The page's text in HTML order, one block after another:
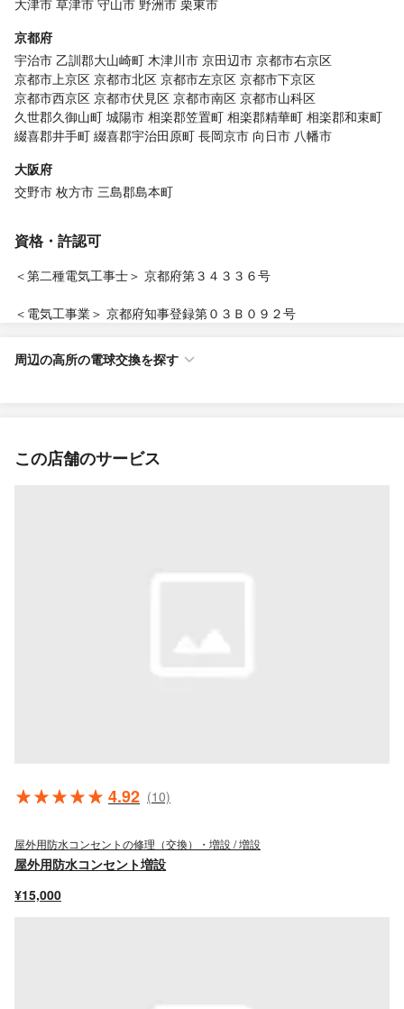
大津市 草津市 守山市 野洲市 栗東市
京都府
宇治市 乙訓郡大山崎町 木津川市 京田辺市 京都市右京区
京都市上京区 京都市北区 京都市左京区 京都市下京区
京都市西京区 京都市伏見区 京都市南区 京都市山科区
久世郡久御山町 城陽市 相楽郡笠置町 相楽郡精華町 相楽郡和束町
綴喜郡井手町 綴喜郡宇治田原町 長岡京市 向日市 八幡市
大阪府
交野市 枚方市 三島郡島本町
資格・許認可
＜第二種電気工事士＞ 京都府第３４３３６号
＜電気工事業＞ 京都府知事登録第０３Ｂ０９２号
周辺の高所の電球交換を探す
この店舗のサービス
4.92 (10)
屋外用防水コンセントの修理（交換）・増設 / 増設
屋外用防水コンセント増設
¥15,000